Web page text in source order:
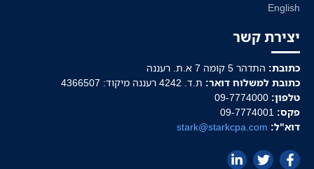
English
יצירת קשר
כתובת: התדהר 5 קומה 7 א.ת. רעננה
כתובת למשלוח דואר: ת.ד. 4242 רעננה מיקוד: 4366507
טלפון:
פקס:
דוא"ל: stark@starkcpa.com